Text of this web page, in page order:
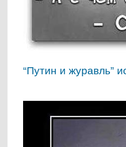
“Путин и журавль”